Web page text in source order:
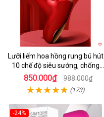
Lưỡi liếm hoa hồng rung bú hút
10 chế độ siêu sướng, chống
nước
850.000₫ 988.000₫
(173)
-24%